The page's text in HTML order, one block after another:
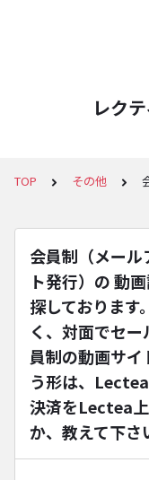
レク
TOP その他
会員制（メー
ト発行）の 動
探しております
く、対面でセ
員制の動画サ
う形は、
決済をLectea
か、教えて下さ